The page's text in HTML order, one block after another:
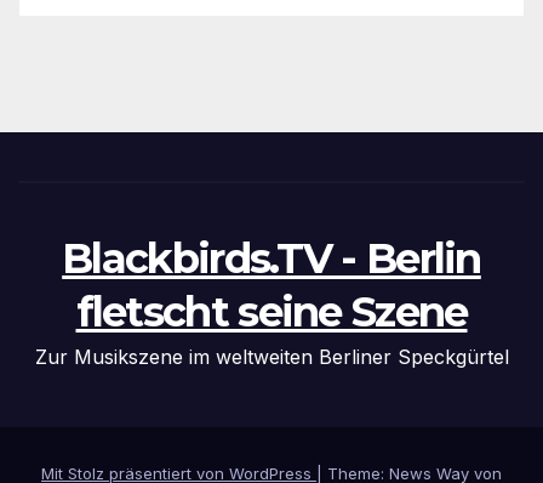
Blackbirds.TV - Berlin
fletscht seine Szene
Zur Musikszene im weltweiten Berliner Speckgürtel
Mit Stolz präsentiert von WordPress Theme: News Way von